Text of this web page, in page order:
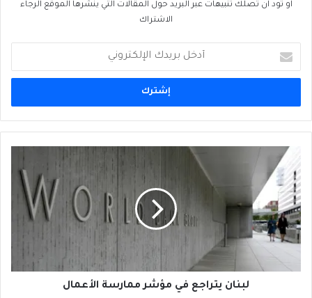
او تود ان تصلك تنبيهات عبر البريد حول المقالات التي ينشرها الموقع الرجاء
الاشتراك
بريدك
الإلكتروني
لبنان
يتراجع
في
مؤشر
ممارسة
الأعمال
لبنان يتراجع في مؤشر ممارسة الأعمال